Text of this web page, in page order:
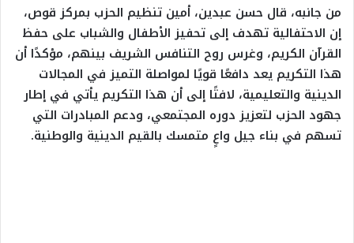
من جانبه، قال حسن عبدين، أمين تنظيم الحزب بمركز قوص،
إن الاحتفالية تهدف إلى تحفيز الأطفال والشباب على حفظ
القرآن الكريم، وغرس روح التنافس الشريف بينهم، مؤكدًا أن
هذا التكريم يعد دافعًا قويًا لمواصلة التميز في المجالات
الدينية والتعليمية، لافتًا إلى أن هذا التكريم يأتي في إطار
جهود الحزب لتعزيز دوره المجتمعي، ودعم المبادرات التي
تسهم في بناء جيل واعٍ متمسك بالقيم الدينية والوطنية.